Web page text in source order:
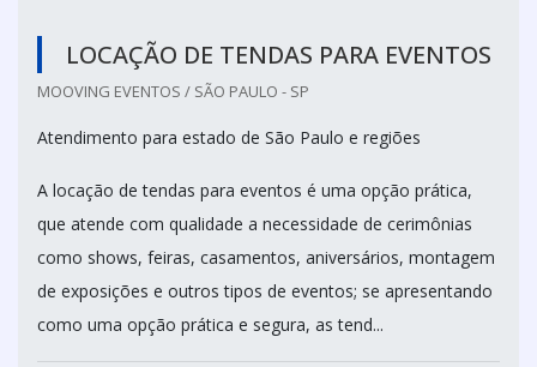
LOCAÇÃO DE TENDAS PARA EVENTOS
MOOVING EVENTOS / SÃO PAULO - SP
Atendimento para estado de São Paulo e regiões
A locação de tendas para eventos é uma opção prática,
que atende com qualidade a necessidade de cerimônias
como shows, feiras, casamentos, aniversários, montagem
de exposições e outros tipos de eventos; se apresentando
como uma opção prática e segura, as tend...